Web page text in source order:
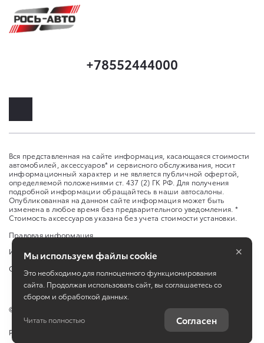
+78552444000
Вся представленная на сайте информация, касающаяся стоимости
автомобилей, аксессуаров* и сервисного обслуживания, носит
информационный характер и не является публичной офертой,
определяемой положениями ст. 437 (2) ГК РФ. Для получения
подробной информации обращайтесь в наши автосалоны.
Опубликованная на данном сайте информация может быть
изменена в любое время без предварительного уведомления. *
Стоимость аксессуаров указана без учета стоимости установки.
Правовая информация
Изменить настройку cookies
Сбросить cookie
©
Работает на технологиях
Мы используем файлы cookie
Это необходимо для полноценного функционирования
сайта. Продолжая использовать сайт, вы соглашаетесь со
сбором и обработкой данных.
Читать полностью Согласен
×